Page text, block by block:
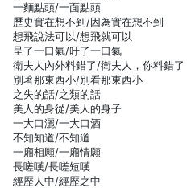
一麵點頭/一面點頭
歷史實在想不到/因為實在想不到
想飛說法可以/想飛就可以
呈了一口氣/吁了一口氣
衛夫人內外料錯了/衛夫人，你料錯了
別著那東西小/別看那東西小
之失的話/之類的話
美人的身從/美人的身子
一大口灑/一大口酒
不知知道/不知道
一廂相願/一廂情願
長嗟嘆/長嗟短嘆
經歷人中/經歷之中